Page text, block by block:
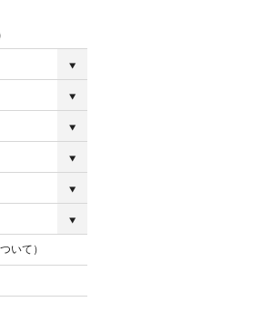
いて）